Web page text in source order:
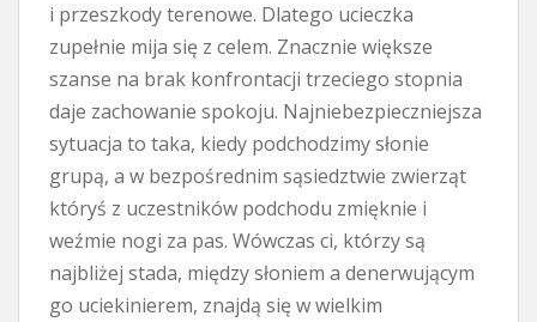
i przeszkody terenowe. Dlatego ucieczka
zupełnie mija się z celem. Znacznie większe
szanse na brak konfrontacji trzeciego stopnia
daje zachowanie spokoju. Najniebezpieczniejsza
sytuacja to taka, kiedy podchodzimy słonie
grupą, a w bezpośrednim sąsiedztwie zwierząt
któryś z uczestników podchodu zmięknie i
weźmie nogi za pas. Wówczas ci, którzy są
najbliżej stada, między słoniem a denerwującym
go uciekinierem, znajdą się w wielkim